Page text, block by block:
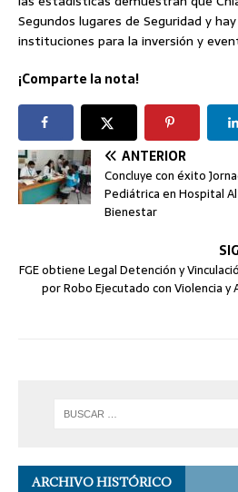
Segundos lugares de Seguridad y
instituciones para la inversión y
¡Comparte la nota!
ANTERIOR
Concluye con éxito
Pediátrica en Hospital
Bienestar
FGE obtiene Legal Detención y
por Robo Ejecutado con Violencia y
ARCHIVO HISTÓRICO